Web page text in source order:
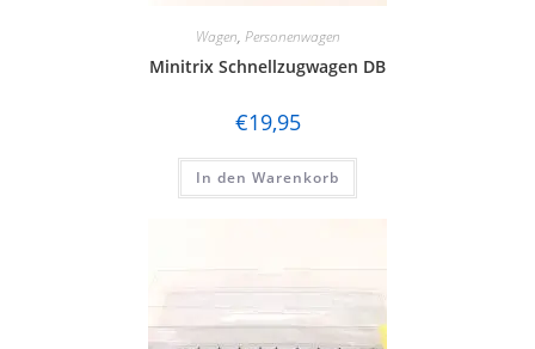
Wagen, Personenwagen
Minitrix Schnellzugwagen DB
€19,95
In den Warenkorb